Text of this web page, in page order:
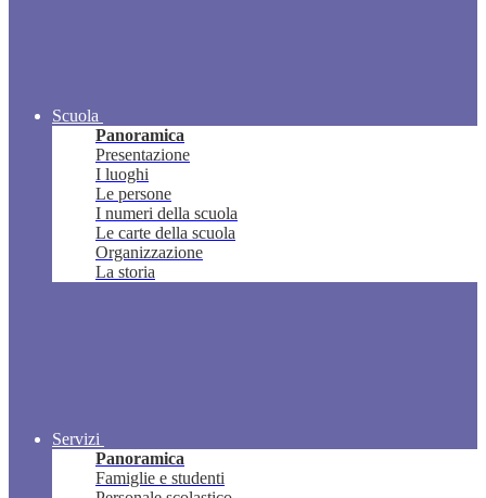
Scuola
Panoramica
Presentazione
I luoghi
Le persone
I numeri della scuola
Le carte della scuola
Organizzazione
La storia
Servizi
Panoramica
Famiglie e studenti